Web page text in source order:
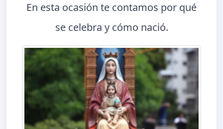
En esta ocasión te contamos por qué
se celebra y cómo nació.